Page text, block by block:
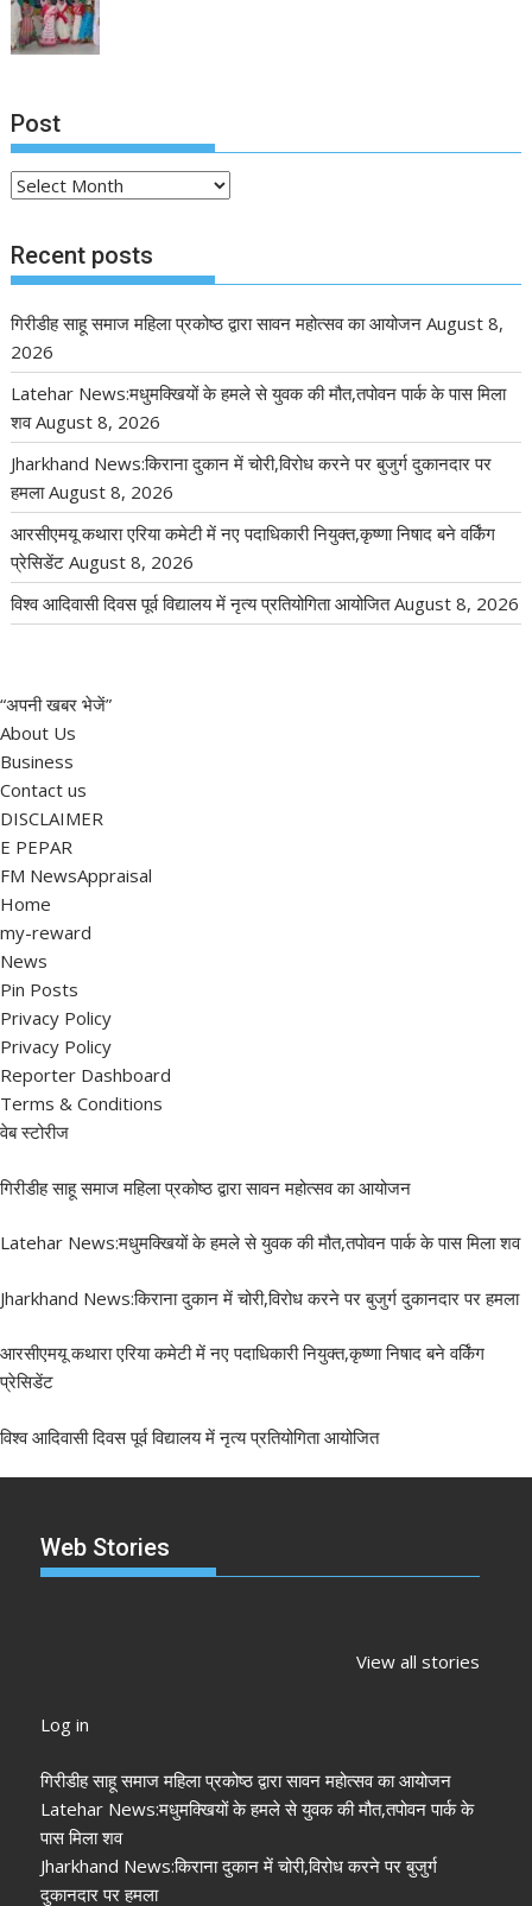
Post
Post
Recent posts
गिरीडीह साहू समाज महिला प्रकोष्ठ द्वारा सावन महोत्सव का आयोजन August 8,
2026
Latehar News:मधुमक्खियों के हमले से युवक की मौत,तपोवन पार्क के पास मिला
शव August 8, 2026
Jharkhand News:किराना दुकान में चोरी,विरोध करने पर बुजुर्ग दुकानदार पर
हमला August 8, 2026
आरसीएमयू कथारा एरिया कमेटी में नए पदाधिकारी नियुक्त,कृष्णा निषाद बने वर्किंग
प्रेसिडेंट August 8, 2026
विश्व आदिवासी दिवस पूर्व विद्यालय में नृत्य प्रतियोगिता आयोजित August 8, 2026
“अपनी खबर भेजें”
About Us
Business
Contact us
DISCLAIMER
E PEPAR
FM NewsAppraisal
Home
my-reward
News
Pin Posts
Privacy Policy
Privacy Policy
Reporter Dashboard
Terms & Conditions
वेब स्टोरीज
गिरीडीह साहू समाज महिला प्रकोष्ठ द्वारा सावन महोत्सव का आयोजन
Latehar News:मधुमक्खियों के हमले से युवक की मौत,तपोवन पार्क के पास मिला शव
Jharkhand News:किराना दुकान में चोरी,विरोध करने पर बुजुर्ग दुकानदार पर हमला
आरसीएमयू कथारा एरिया कमेटी में नए पदाधिकारी नियुक्त,कृष्णा निषाद बने वर्किंग
प्रेसिडेंट
विश्व आदिवासी दिवस पूर्व विद्यालय में नृत्य प्रतियोगिता आयोजित
Web Stories
View all stories
तस्वीर साफ
‘संविधान बचाओ रैली’:
पलक तिवारी
Log in
गिरीडीह साहू समाज महिला प्रकोष्ठ द्वारा सावन महोत्सव का आयोजन
Latehar News:मधुमक्खियों के हमले से युवक की मौत,तपोवन पार्क के
पास मिला शव
Jharkhand News:किराना दुकान में चोरी,विरोध करने पर बुजुर्ग
दुकानदार पर हमला